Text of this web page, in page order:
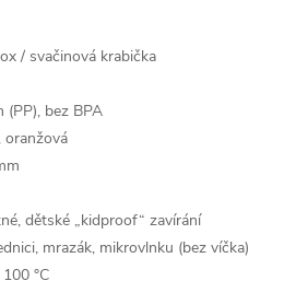
/ svačinová krabička
(PP), bez BPA
oranžová
, dětské „kidproof“ zavírání
mrazák, mikrovlnku (bez víčka)
°C